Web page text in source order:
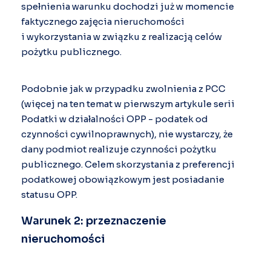
spełnienia warunku dochodzi już w momencie
faktycznego zajęcia nieruchomości
i wykorzystania w związku z realizacją celów
pożytku publicznego.
Podobnie jak w przypadku zwolnienia z PCC
(więcej na ten temat w pierwszym artykule serii
Podatki w działalności OPP - podatek od
czynności cywilnoprawnych), nie wystarczy, że
dany podmiot realizuje czynności pożytku
publicznego. Celem skorzystania z preferencji
podatkowej obowiązkowym jest posiadanie
statusu OPP.
Warunek 2: przeznaczenie
nieruchomości